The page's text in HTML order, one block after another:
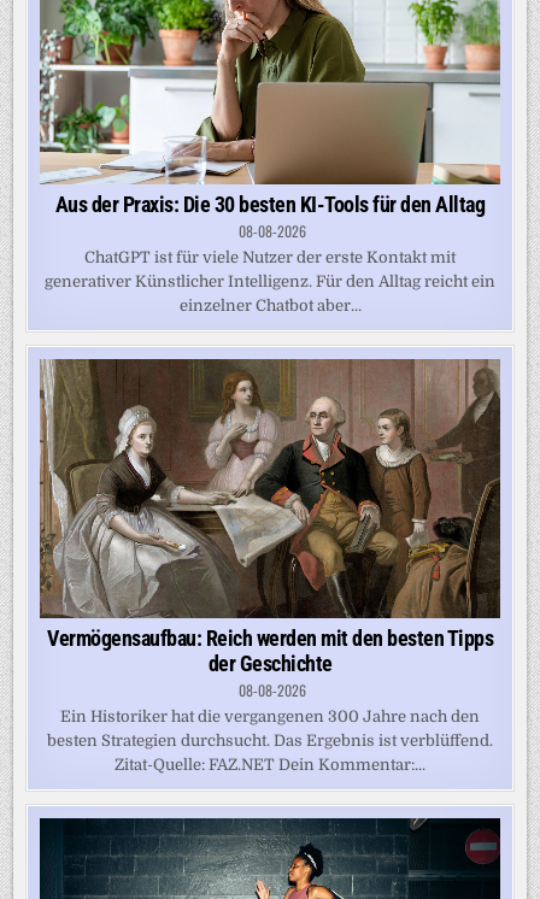
Aus der Praxis: Die 30 besten KI-Tools für den Alltag
08-08-2026
ChatGPT ist für viele Nutzer der erste Kontakt mit
generativer Künstlicher Intelligenz. Für den Alltag reicht ein
einzelner Chatbot aber...
Vermögensaufbau: Reich werden mit den besten Tipps
der Geschichte
08-08-2026
Ein Historiker hat die vergangenen 300 Jahre nach den
besten Strategien durchsucht. Das Ergebnis ist verblüffend.
Zitat-Quelle: FAZ.NET Dein Kommentar:...